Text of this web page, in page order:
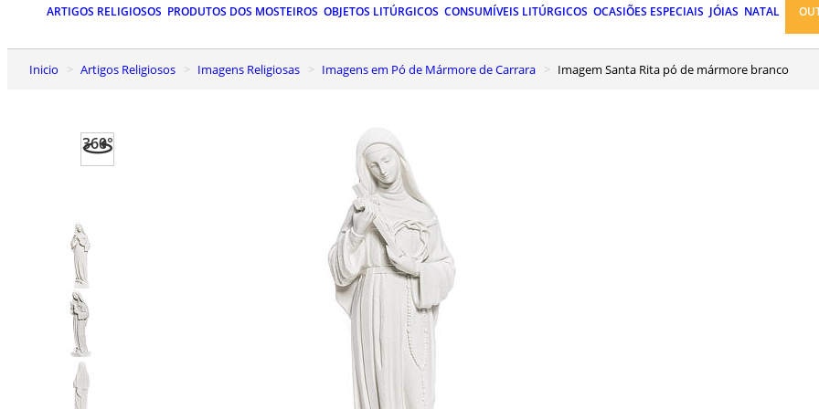
ARTIGOS RELIGIOSOS PRODUTOS DOS MOSTEIROS OBJETOS LITÚRGICOS CONSUMÍVEIS LITÚRGICOS OCASIÕES ESPECIAIS JÓIAS NATAL
Inicio Artigos Religiosos Imagens Religiosas Imagens em Pó de Mármore de Carrara Imagem Santa Rita pó de mármore branco
360°